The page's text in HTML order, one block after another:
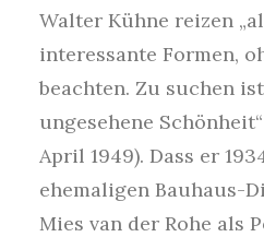
Walter Kühne reizen
interessante Formen,
beachten. Zu suchen
ungesehene
April 1949). Dass er
ehemaligen Bauhaus-
Mies van der Rohe als